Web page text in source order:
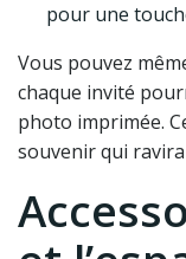
pour une
Vous pouvez
chaque invité
photo imprimée.
souvenir qui